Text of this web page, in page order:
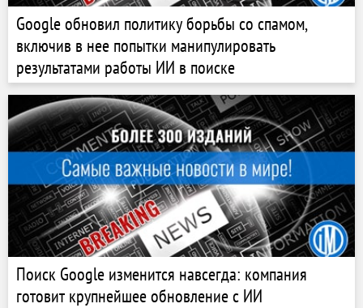
Google обновил политику борьбы со спамом,
включив в нее попытки манипулировать
результатами работы ИИ в поиске
Поиск Google изменится навсегда: компания
готовит крупнейшее обновление с ИИ